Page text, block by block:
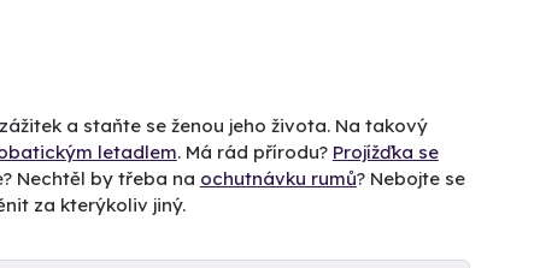
a staňte se ženou jeho života. Na takový
letadlem. Má rád přírodu? Projížďka se
Nechtěl by třeba na ochutnávku rumů? Nebojte se
za kterýkoliv jiný.